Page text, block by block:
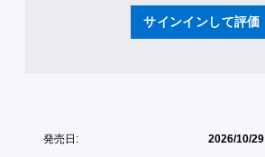
サインインして評価
発売日: 2026/10/29